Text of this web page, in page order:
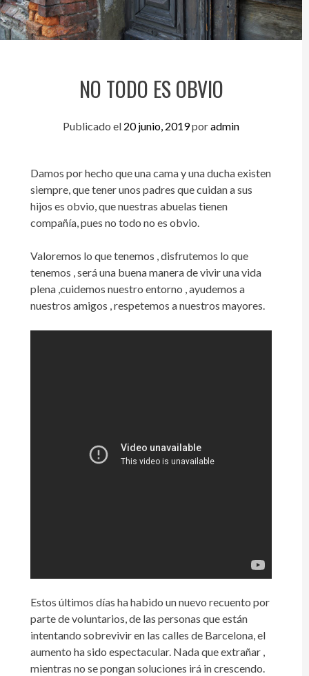
NO TODO ES OBVIO
Publicado el 20 junio, 2019poradmin
Damos por hecho que una cama y una ducha existen
siempre, que tener unos padres que cuidan a sus
hijos es obvio, que nuestras abuelas tienen
compañía, pues no todo no es obvio.
Valoremos lo que tenemos , disfrutemos lo que
tenemos , será una buena manera de vivir una vida
plena ,cuidemos nuestro entorno , ayudemos a
nuestros amigos , respetemos a nuestros mayores.
Estos últimos días ha habido un nuevo recuento por
parte de voluntarios, de las personas que están
intentando sobrevivir en las calles de Barcelona, el
aumento ha sido espectacular. Nada que extrañar ,
mientras no se pongan soluciones irá in crescendo.